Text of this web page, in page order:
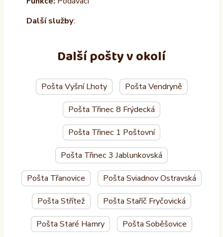
Další služby:
Další pošty v okolí
Pošta Vyšní Lhoty Pošta Vendryně
Pošta Třinec 8 Frýdecká
Pošta Třinec 1 Poštovní
Pošta Třinec 3 Jablunkovská
Pošta Třanovice Pošta Sviadnov Ostravská
Pošta Střítež Pošta Staříč Fryčovická
Pošta Staré Hamry Pošta Soběšovice